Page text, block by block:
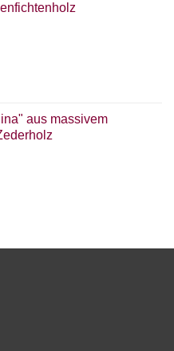
aus massivem